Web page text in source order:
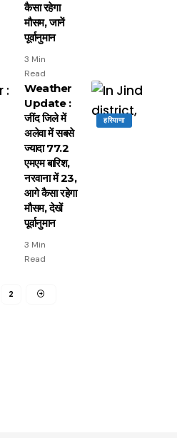
कैसा रहेगा
मौसम, जानें
पूर्वानुमान
3 Min
Read
हरियाणा
Weather
Update :
जींद जिले में
अलेवा में सबसे
ज्यादा 77.2
एमएम बारिश,
नरवाना में 23,
आगे कैसा रहेगा
मौसम, देखें
पूर्वानुमान
3 Min
Read
2